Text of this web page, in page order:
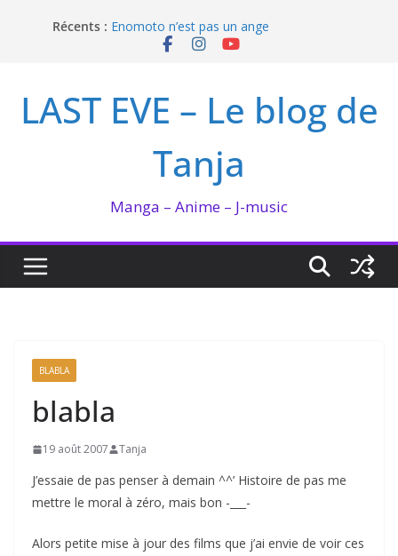
Récents : Enomoto n’est pas un ange
QUEEN BEE enflamme le Bataclan
I’m not in love de Zeniko Sumiya
LAST EVE – Le blog de
Tanja
Manga – Anime – J-music
BLABLA
blabla
19 août 2007 Tanja
J’essaie de pas penser à demain ^^’ Histoire de pas me
mettre le moral à zéro, mais bon -___-
Alors petite mise à jour des films que j’ai envie de voir ces